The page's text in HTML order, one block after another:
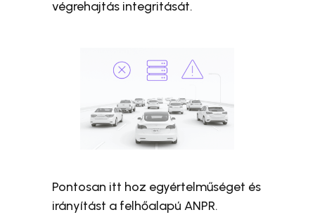
végrehajtás integritását.
Pontosan itt hoz egyértelműséget és
irányítást a felhőalapú ANPR.